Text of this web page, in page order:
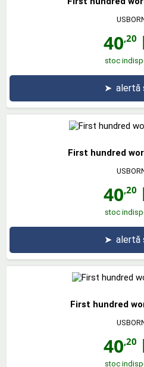
40,20
stoc
➤ alertă
First hundred
40,20
stoc
➤ alertă
First hundred
40,20
stoc